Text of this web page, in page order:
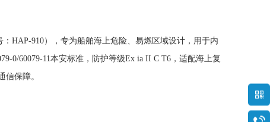
：HAP-910），专为船舶海上危险、易燃区域设计，用于内
0/60079-11本安标准，防护等级Ex ia II C T6，适配海上复
信保障。